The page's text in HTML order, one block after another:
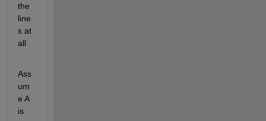
the
line
s at
all
Ass
um
e A
is